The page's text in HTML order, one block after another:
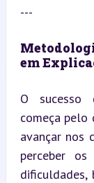
---
em
O sucesso
começa pelo
avançar nos
perceber
dificuldades,